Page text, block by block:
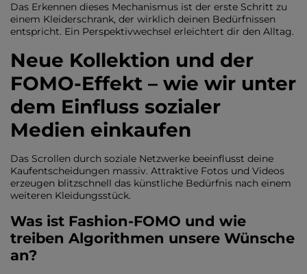
Das Erkennen dieses Mechanismus ist der erste Schritt zu
einem Kleiderschrank, der wirklich deinen Bedürfnissen
entspricht. Ein Perspektivwechsel erleichtert dir den Alltag.
Neue Kollektion und der
FOMO-Effekt – wie wir unter
dem Einfluss sozialer
Medien einkaufen
Das Scrollen durch soziale Netzwerke beeinflusst deine
Kaufentscheidungen massiv. Attraktive Fotos und Videos
erzeugen blitzschnell das künstliche Bedürfnis nach einem
weiteren Kleidungsstück.
Was ist Fashion-FOMO und wie
treiben Algorithmen unsere Wünsche
an?